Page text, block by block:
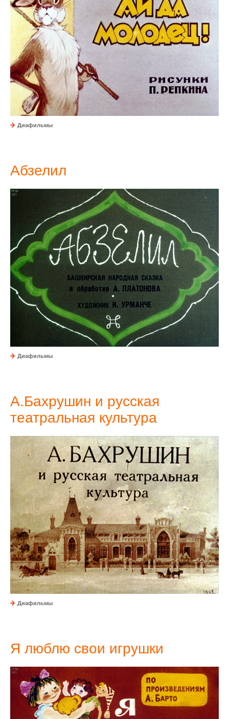
Диафильмы
Абзелил
Диафильмы
А.Бахрушин и русская
театральная культура
Диафильмы
Я люблю свои игрушки